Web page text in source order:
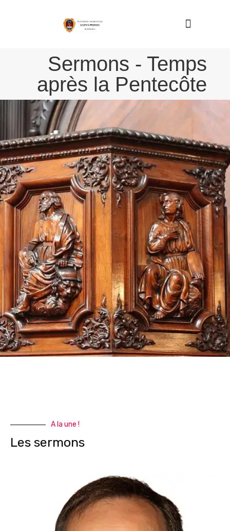
Sermons - Temps
après la Pentecôte
A la une !
Les sermons